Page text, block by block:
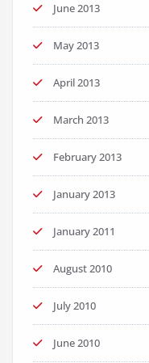
June 2013
May 2013
April 2013
March 2013
February 2013
January 2013
January 2011
August 2010
July 2010
June 2010